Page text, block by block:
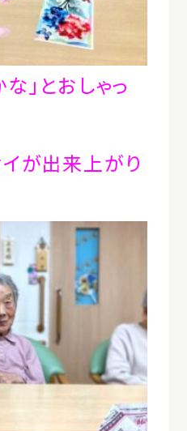
」とおしゃっ
が出来上がり